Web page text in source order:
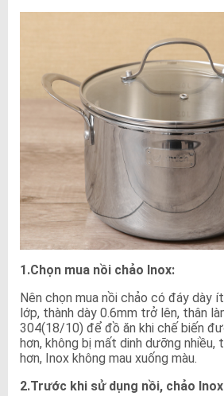
1.Chọn mua nồi chảo Inox:
Nên chọn mua nồi chảo có đáy dày
lớp, thành dày 0.6mm trở lên, thân
304(18/10) để đồ ăn khi chế biến
hơn, không bị mất dinh dưỡng nhiều,
hơn, Inox không mau xuống màu.
2.Trước khi sử dụng nồi, chảo